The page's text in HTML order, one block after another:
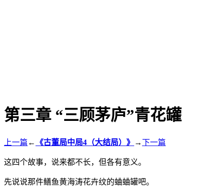
第三章 “三顾茅庐”青花罐
上一篇 ← 《古董局中局4（大结局）》 →下一篇
这四个故事，说来都不长，但各有意义。
先说说那件鳝鱼黄海涛花卉纹的蛐蛐罐吧。